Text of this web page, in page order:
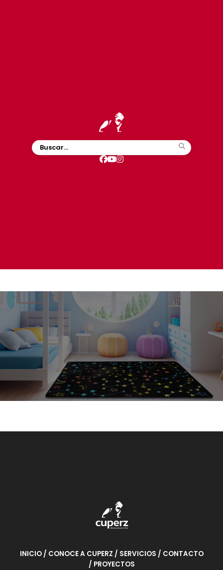
INICIO / CONOCE A CUPERZ / SERVICIOS / CONTACTO
/ PROYECTOS